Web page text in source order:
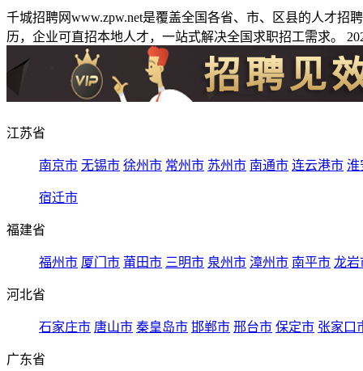
千城招聘网www.zpw.net是覆盖全国各省、市、区县的人才
历，企业可直招本地人才，一站式解决全国求职招工需求。
江苏省
南京市 无锡市 徐州市 常州市 苏州市 南通市 连云港市 淮
宿迁市
福建省
福州市 厦门市 莆田市 三明市 泉州市 漳州市 南平市 龙岩
河北省
石家庄市 唐山市 秦皇岛市 邯郸市 邢台市 保定市 张家口
广东省